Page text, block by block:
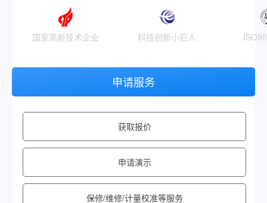
国家高新技术企业 科技创新小巨人
申请服务
获取报价
申请演示
保修/维修/计量校准等服务